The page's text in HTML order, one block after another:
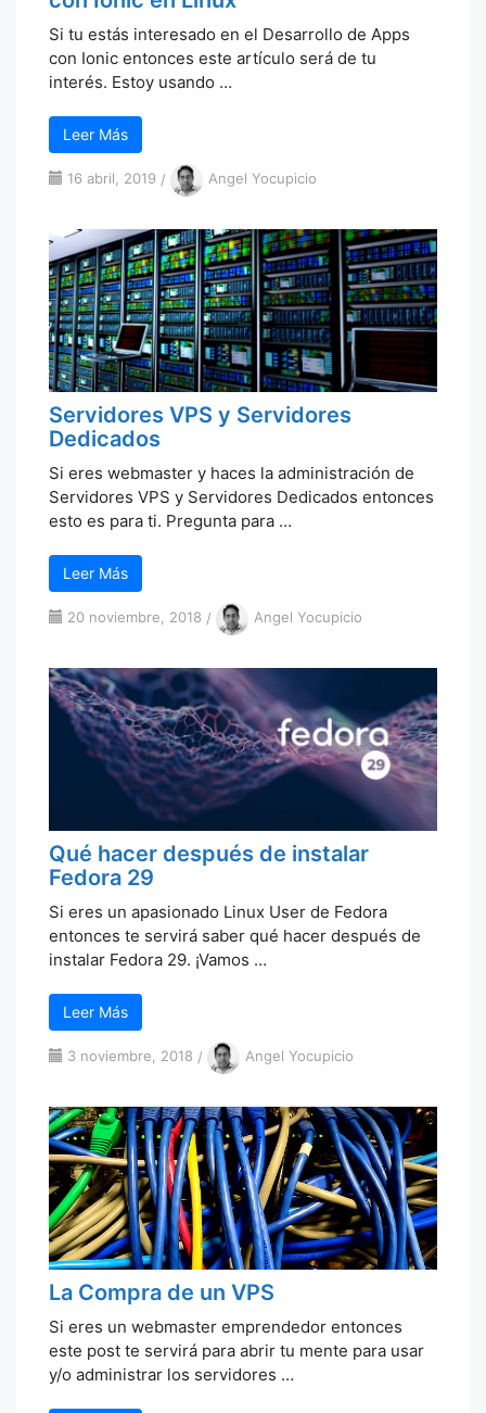
Si tu estás interesado en el Desarrollo de Apps
con Ionic entonces este artículo será de tu
interés. Estoy usando …
Leer Más
16 abril, 2019 / Angel Yocupicio
Servidores VPS y Servidores
Dedicados
Si eres webmaster y haces la administración de
Servidores VPS y Servidores Dedicados entonces
esto es para ti. Pregunta para …
Leer Más
20 noviembre, 2018 / Angel Yocupicio
Qué hacer después de instalar
Fedora 29
Si eres un apasionado Linux User de Fedora
entonces te servirá saber qué hacer después de
instalar Fedora 29. ¡Vamos …
Leer Más
3 noviembre, 2018 / Angel Yocupicio
La Compra de un VPS
Si eres un webmaster emprendedor entonces
este post te servirá para abrir tu mente para usar
y/o administrar los servidores …